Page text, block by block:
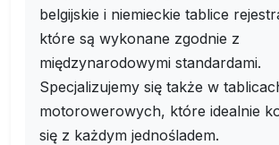
belgijskie i niemieckie tablice
które są wykonane zgodnie z
międzynarodowymi standardami.
Specjalizujemy się także w
motorowerowych, które idealnie
się z każdym jednośladem.